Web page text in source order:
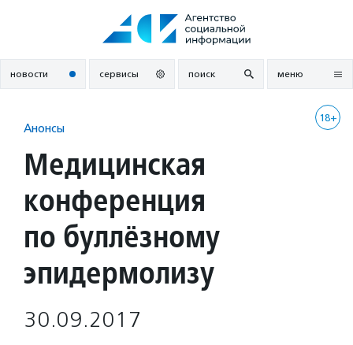
новости сервисы поиск меню
18+
Анонсы
Медицинская
конференция
по буллёзному
эпидермолизу
30.09.2017